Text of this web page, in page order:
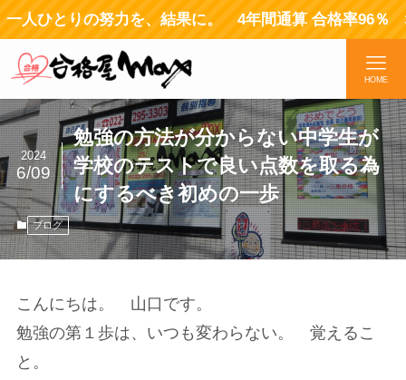
とりの努力を、結果に。 4年間通算 合格率96％ 幸
HOME
勉強の方法が分からない中学生が
学校のテストで良い点数を取る為
にするべき初めの一歩
2024
6/09
ブログ
こんにちは。 山口です。
勉強の第１歩は、いつも変わらない。 覚えるこ
と。